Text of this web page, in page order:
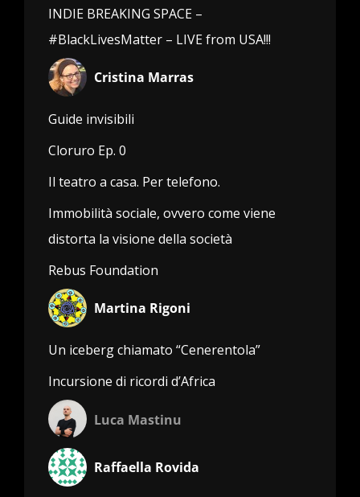
INDIE BREAKING SPACE –
#BlackLivesMatter – LIVE from USA!!!
Cristina Marras
Guide invisibili
Cloruro Ep. 0
Il teatro a casa. Per telefono.
Immobilità sociale, ovvero come viene
distorta la visione della società
Rebus Foundation
Martina Rigoni
Un iceberg chiamato “Cenerentola”
Incursione di ricordi d’Africa
Luca Mastinu
Raffaella Rovida